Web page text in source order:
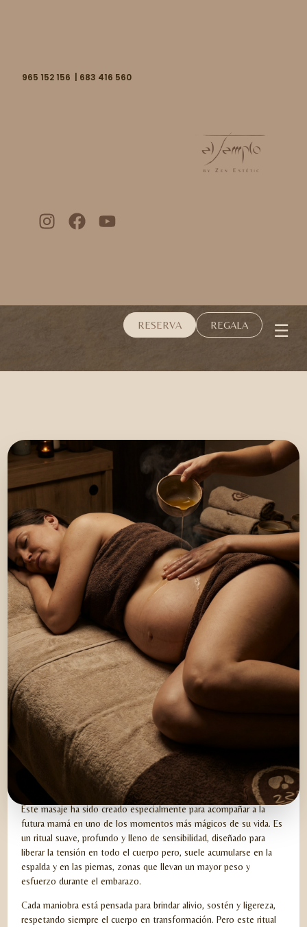
965 152 156 | 683 416 560
☰
REGALA
RESERVA
SAMSKARA PRENATAL
Este masaje ha sido creado especialmente para acompañar a la
futura mamá en uno de los momentos más mágicos de su vida. Es
un ritual suave, profundo y lleno de sensibilidad, diseñado para
liberar la tensión en todo el cuerpo pero, suele acumularse en la
espalda y en las piernas, zonas que llevan un mayor peso y
esfuerzo durante el embarazo.
Cada maniobra está pensada para brindar alivio, sostén y ligereza,
respetando siempre el cuerpo en transformación. Pero este ritual